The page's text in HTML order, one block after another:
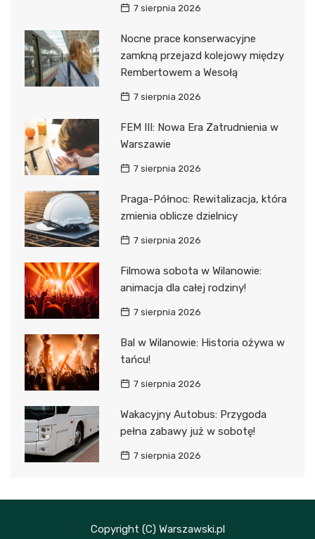
7 sierpnia 2026
Nocne prace konserwacyjne
zamkną przejazd kolejowy między
Rembertowem a Wesołą
7 sierpnia 2026
FEM III: Nowa Era Zatrudnienia w
Warszawie
7 sierpnia 2026
Praga-Północ: Rewitalizacja, która
zmienia oblicze dzielnicy
7 sierpnia 2026
Filmowa sobota w Wilanowie:
animacja dla całej rodziny!
7 sierpnia 2026
Bal w Wilanowie: Historia ożywa w
tańcu!
7 sierpnia 2026
Wakacyjny Autobus: Przygoda
pełna zabawy już w sobotę!
7 sierpnia 2026
Copyright (C) Warszawski.pl